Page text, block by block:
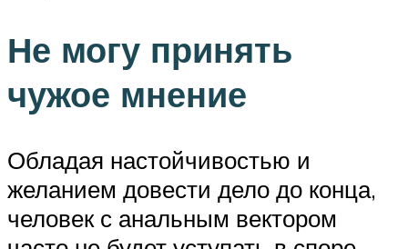
Не могу принять
чужое мнение
Обладая настойчивостью и
желанием довести дело до конца,
человек с анальным вектором